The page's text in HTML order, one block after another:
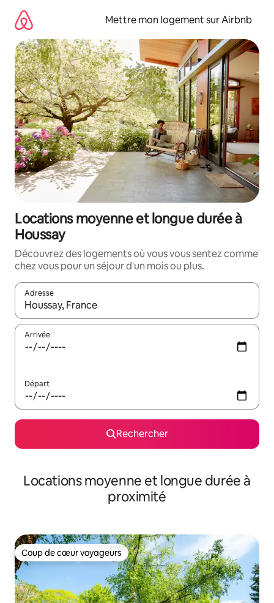
directement
contenu
Mettre mon logement sur Airbnb
Locations moyenne et longue durée à
Houssay
Découvrez des logements où vous vous sentez comme
chez vous pour un séjour d'un mois ou plus.
Adresse
Lorsque les résultats s'affichent, utilisez les flèches vers le
Arrivée
Départ
Rechercher
Locations moyenne et longue durée à
proximité
Coup de cœur voyageurs
Coup de cœur voyageurs